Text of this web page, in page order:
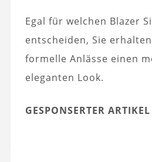
Egal für welchen Blazer
entscheiden, Sie
formelle Anlässe einen
eleganten Look.
GESPONSERTER ARTIKEL